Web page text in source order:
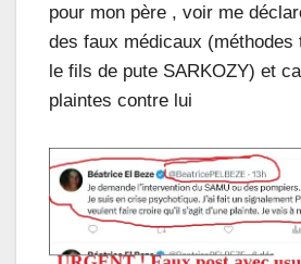
pour mon père , voir me
des faux médicaux
le fils de pute SARKOZY) et
plaintes contre lui